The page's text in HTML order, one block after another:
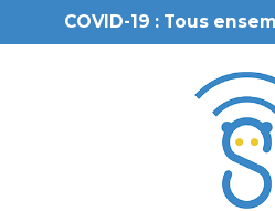
COVID-19 : Tous